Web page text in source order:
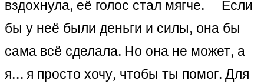
вздохнула, её голос стал мягче. — Если
бы у неё были деньги и силы, она бы
сама всё сделала. Но она не может, а
я… я просто хочу, чтобы ты помог. Для